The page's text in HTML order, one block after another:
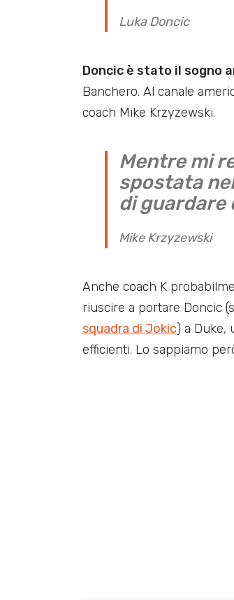
Luka Doncic
Doncic è stato il sogno
Banchero. Al canale
coach Mike Krzyzewski.
Mentre mi
spostata
di guardare
Mike Krzyzewski
Anche coach K
riuscire a portare Doncic
squadra di Jokic) a Duke,
efficienti. Lo sappiamo